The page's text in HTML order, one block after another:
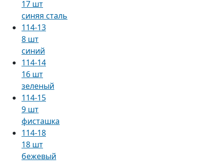
17 шт
синяя сталь
114-13
8 шт
синий
114-14
16 шт
зеленый
114-15
9 шт
фисташка
114-18
18 шт
бежевый